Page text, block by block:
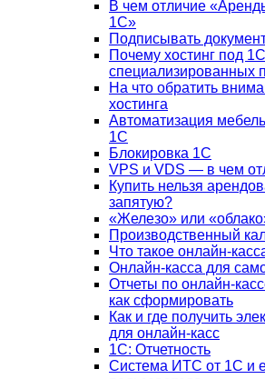
В чем отличие
1С»
Подписывать
Почему хостинг под
специализированных
На что обратить
хостинга
Автоматизация
1С
Блокировка 1С
VPS и VDS — в чем
Купить нельзя
запятую?
«Железо» или
Производственный
Что такое онлайн-
Онлайн-касса для
Отчеты по онлайн-
как сформировать
Как и где получить
для онлайн-касс
1С: Отчетность
Система ИТС от 1С и